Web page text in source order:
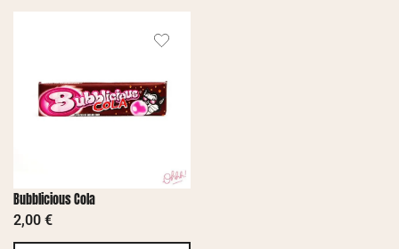
Bubblicious Cola
2,00 €